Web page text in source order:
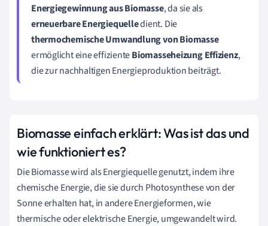
Energiegewinnung aus Biomasse, da sie als
erneuerbare Energiequelledient. Die
thermochemische Umwandlung von Biomasse
ermöglicht eine effizienteBiomasseheizung Effizienz,
die zur nachhaltigen Energieproduktion beiträgt.
Biomasse einfach erklärt: Was ist das und
wie funktioniert es?
Die Biomasse wird als Energiequelle genutzt, indem ihre
chemische Energie, die sie durch Photosynthese von der
Sonne erhalten hat, in andere Energieformen, wie
thermische oder elektrische Energie, umgewandelt wird.